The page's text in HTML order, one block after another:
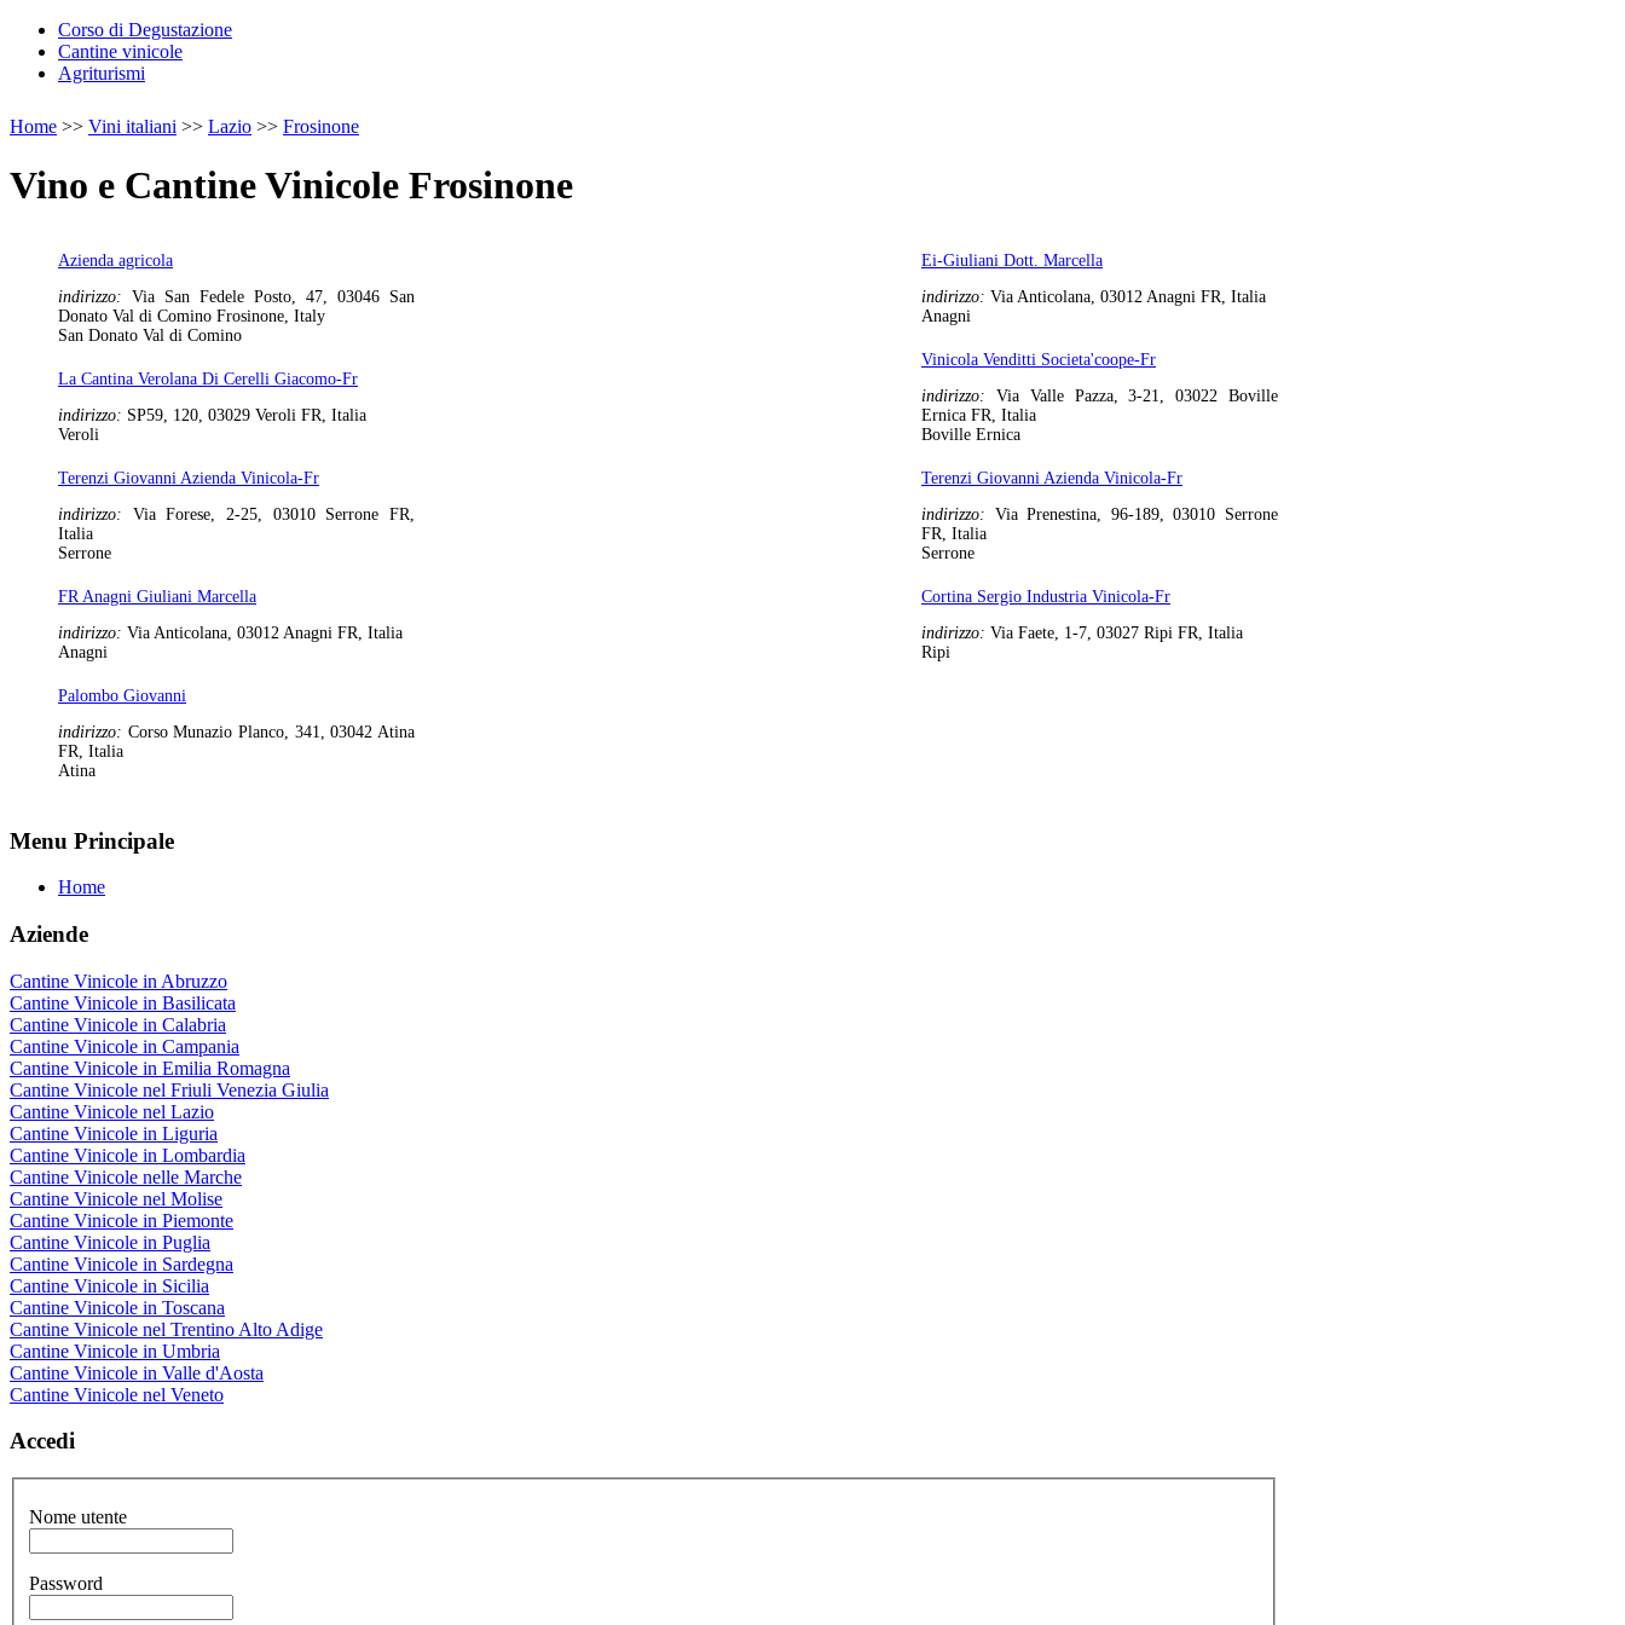
Corso di Degustazione
Cantine vinicole
Agriturismi
Home >> Vini italiani >> Lazio >> Frosinone
Vino e Cantine Vinicole Frosinone
Azienda agricola
indirizzo: Via San Fedele Posto, 47, 03046 San
Donato Val di Comino Frosinone, Italy
San Donato Val di Comino
La Cantina Verolana Di Cerelli Giacomo-Fr
indirizzo: SP59, 120, 03029 Veroli FR, Italia
Veroli
Terenzi Giovanni Azienda Vinicola-Fr
indirizzo: Via Forese, 2-25, 03010 Serrone FR,
Italia
Serrone
FR Anagni Giuliani Marcella
indirizzo: Via Anticolana, 03012 Anagni FR, Italia
Anagni
Palombo Giovanni
indirizzo: Corso Munazio Planco, 341, 03042 Atina
FR, Italia
Atina
Ei-Giuliani Dott. Marcella
indirizzo: Via Anticolana, 03012 Anagni FR, Italia
Anagni
Vinicola Venditti Societa'coope-Fr
indirizzo: Via Valle Pazza, 3-21, 03022 Boville
Ernica FR, Italia
Boville Ernica
Terenzi Giovanni Azienda Vinicola-Fr
indirizzo: Via Prenestina, 96-189, 03010 Serrone
FR, Italia
Serrone
Cortina Sergio Industria Vinicola-Fr
indirizzo: Via Faete, 1-7, 03027 Ripi FR, Italia
Ripi
Menu Principale
Home
Aziende
Cantine Vinicole in Abruzzo
Cantine Vinicole in Basilicata
Cantine Vinicole in Calabria
Cantine Vinicole in Campania
Cantine Vinicole in Emilia Romagna
Cantine Vinicole nel Friuli Venezia Giulia
Cantine Vinicole nel Lazio
Cantine Vinicole in Liguria
Cantine Vinicole in Lombardia
Cantine Vinicole nelle Marche
Cantine Vinicole nel Molise
Cantine Vinicole in Piemonte
Cantine Vinicole in Puglia
Cantine Vinicole in Sardegna
Cantine Vinicole in Sicilia
Cantine Vinicole in Toscana
Cantine Vinicole nel Trentino Alto Adige
Cantine Vinicole in Umbria
Cantine Vinicole in Valle d'Aosta
Cantine Vinicole nel Veneto
Accedi
Nome utente
Password